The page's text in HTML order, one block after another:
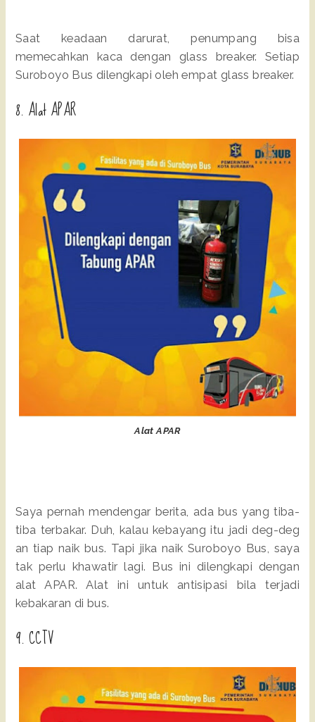
Saat keadaan darurat, penumpang bisa
memecahkan kaca dengan glass breaker. Setiap
Suroboyo Bus dilengkapi oleh empat glass breaker.
8. Alat APAR
Alat APAR
Saya pernah mendengar berita, ada bus yang tiba-
tiba terbakar. Duh, kalau kebayang itu jadi deg-deg
an tiap naik bus. Tapi jika naik Suroboyo Bus, saya
tak perlu khawatir lagi. Bus ini dilengkapi dengan
alat APAR. Alat ini untuk antisipasi bila terjadi
kebakaran di bus.
9. CCTV